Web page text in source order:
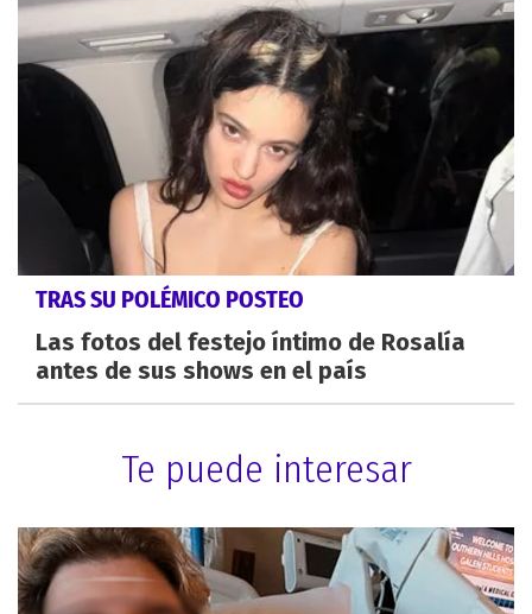
TRAS SU POLÉMICO POSTEO
Las fotos del festejo íntimo de Rosalía
antes de sus shows en el país
Te puede interesar